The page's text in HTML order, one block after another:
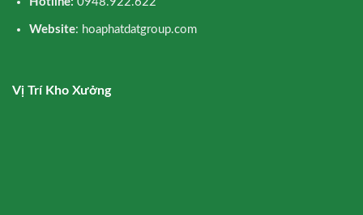
Website: hoaphatdatgroup.com
Vị Trí Kho Xưởng